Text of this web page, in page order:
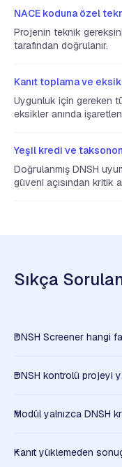
NACE koduna özel
Projenin teknik
tarafından doğrulanır.
Kanıt toplama ve
Uygunluk için gereken
eksikler anında
Yeşil kredi ve
Doğrulanmış DNSH
güveni açısından kritik
Sıkça
DNSH Screener hangi
DNSH kontrolü projeyi
Modül yalnızca DNSH
Kanıt yüklemeden